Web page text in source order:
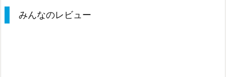
みんなのレビュー